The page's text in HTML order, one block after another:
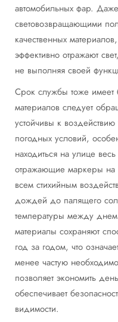
автомобильных фар.
световозвращающими
качественных
эффективно отражают
не выполняя своей
Срок службы тоже
материалов следует
устойчивы к
погодных условий,
находиться на улице
отражающие маркеры на
всем стихийным
дождей до палящего
температуры между
материалы сохраняют
год за годом, что
менее частую
позволяет экономить
обеспечивает
видимости.